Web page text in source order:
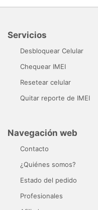
Servicios
Desbloquear Celular
Chequear IMEI
Resetear celular
Quitar reporte de IMEI
Navegación web
Contacto
¿Quiénes somos?
Estado del pedido
Profesionales